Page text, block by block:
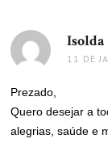
11 DE
Prezado,
Quero desejar a
alegrias, saúde e